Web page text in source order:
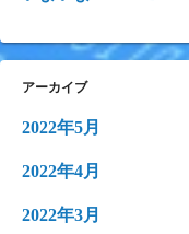
アーカイブ
2022年5月
2022年4月
2022年3月